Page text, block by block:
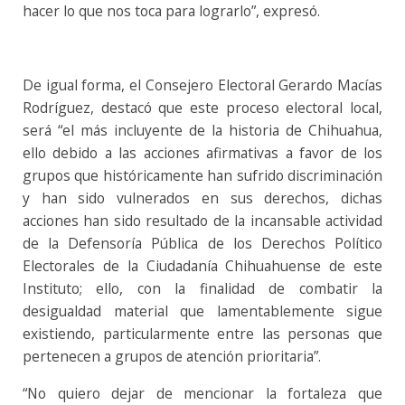
hacer lo que nos toca para lograrlo”, expresó.
De igual forma, el Consejero Electoral Gerardo Macías
Rodríguez, destacó que este proceso electoral local,
será “el más incluyente de la historia de Chihuahua,
ello debido a las acciones afirmativas a favor de los
grupos que históricamente han sufrido discriminación
y han sido vulnerados en sus derechos, dichas
acciones han sido resultado de la incansable actividad
de la Defensoría Pública de los Derechos Político
Electorales de la Ciudadanía Chihuahuense de este
Instituto; ello, con la finalidad de combatir la
desigualdad material que lamentablemente sigue
existiendo, particularmente entre las personas que
pertenecen a grupos de atención prioritaria”.
“No quiero dejar de mencionar la fortaleza que